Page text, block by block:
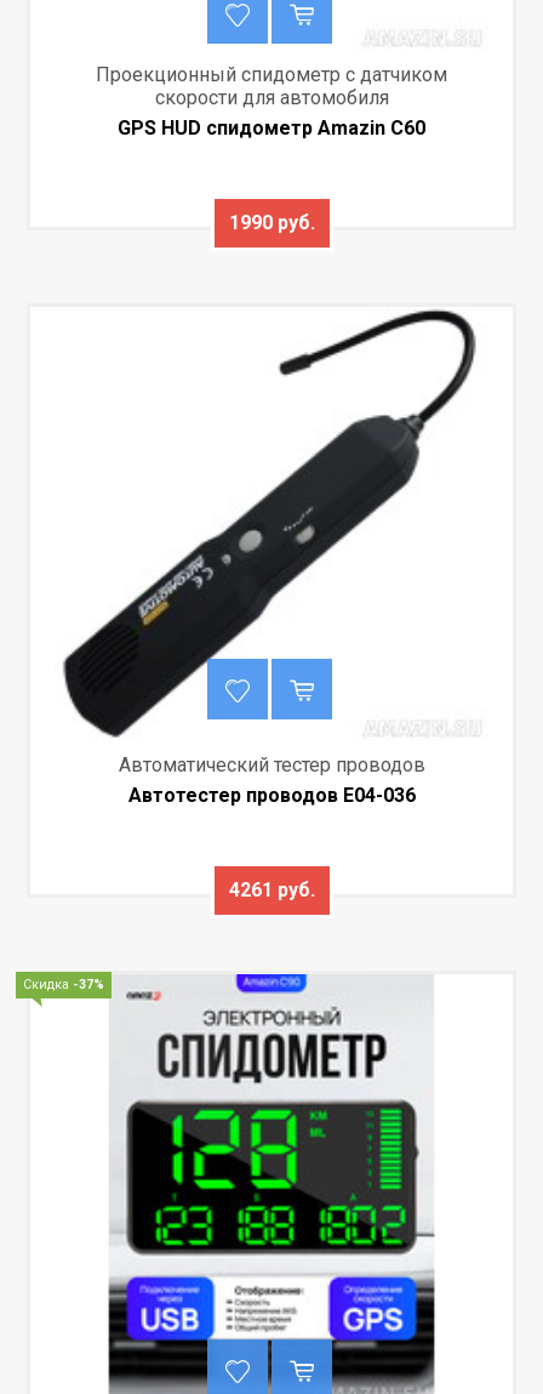
Проекционный спидометр с датчиком
скорости для автомобиля
GPS HUD спидометр Amazin C60
1990 руб.
Автоматический тестер проводов
Автотестер проводов E04-036
4261 руб.
Скидка -37%